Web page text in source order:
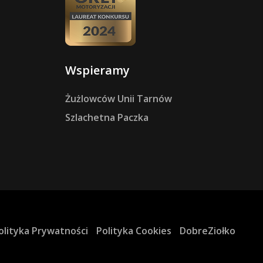
Wspieramy
Żużlowców Unii Tarnów
Szlachetna Paczka
Prywatności Polityka Cookies DobreZiołko